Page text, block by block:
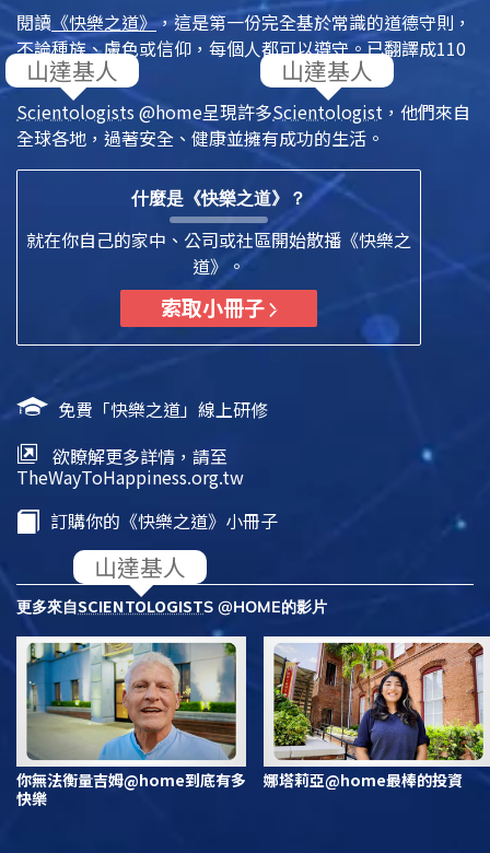
閱讀 《快樂之道》，這是第一份完全基於常識的道德守則，
不論種族、膚色或信仰，每個人都可以遵守。已翻譯成110
多種語言。
Scientologists @home呈現許多Scientologist ，他們來自
全球各地，過著安全、健康並擁有成功的生活。
什麼是《快樂之道》？
就在你自己的家中、公司或社區開始散播《快樂之
道》。
索取小冊子
免費「快樂之道」線上研修
欲瞭解更多詳情，請至
TheWayToHappiness.org.tw
訂購你的《快樂之道》小冊子
更多來自SCIENTOLOGISTS @HOME的影片
你無法衡量吉姆@home到底有多
快樂
娜塔莉亞@home最棒的投資